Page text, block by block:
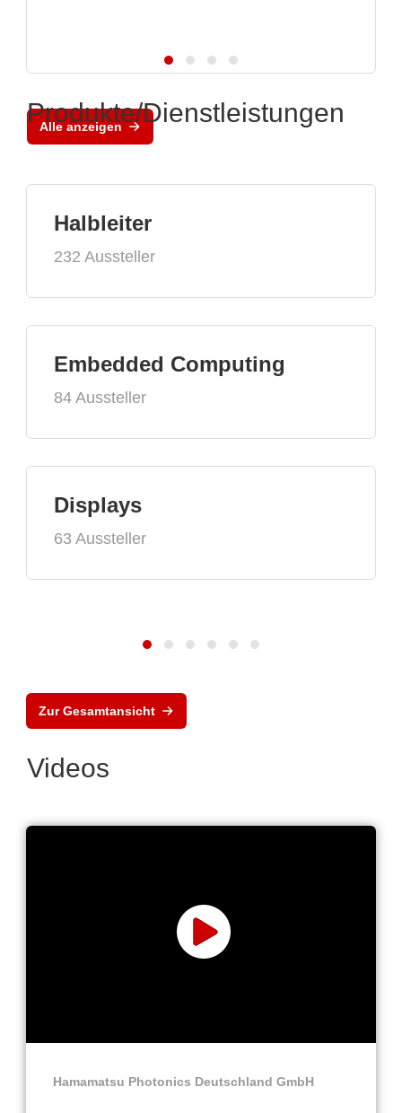
Alle anzeigen
Produkte/Dienstleistungen
Halbleiter
232 Aussteller
Embedded Computing
84 Aussteller
Displays
63 Aussteller
Zur Gesamtansicht
Videos
Hamamatsu Photonics Deutschland GmbH